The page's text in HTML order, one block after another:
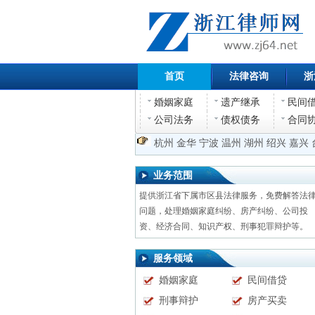
首页 法律咨询
婚姻家庭 遗产继承
民间
公司法务
债权债务 合同
杭州 金华 宁波 温州 湖州 绍兴 嘉兴
业务范围
提供浙江省下属市区县法律服务，免费解答法
问题，处理婚姻家庭纠纷、房产纠纷、公司投
资、经济合同、知识产权、刑事犯罪辩护等。
服务领域
婚姻家庭
民间借贷
刑事辩护
房产买卖